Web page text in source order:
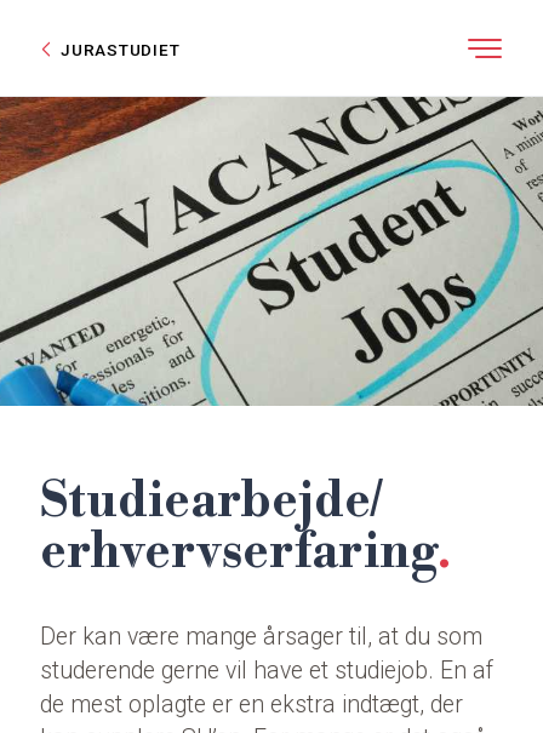
JURASTUDIET
Studiearbejde/
erhvervserfaring
Der kan være mange årsager til, at du som
studerende gerne vil have et studiejob. En af
de mest oplagte er en ekstra indtægt, der